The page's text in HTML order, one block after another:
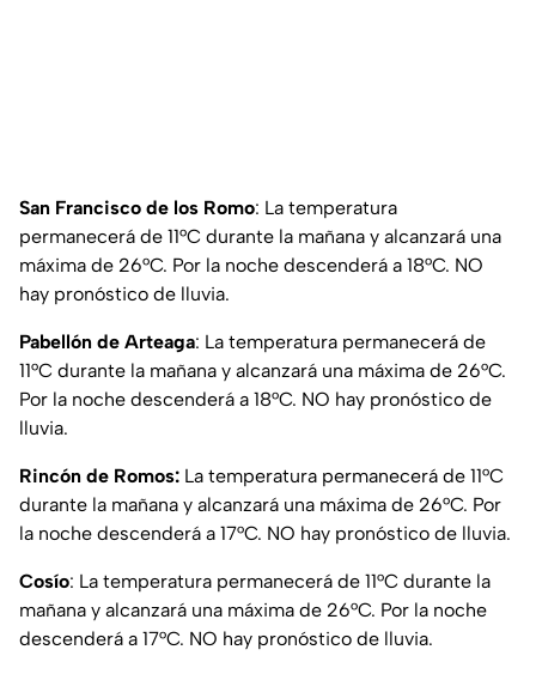
San Francisco de los Romo: La temperatura
permanecerá de 11°C durante la mañana y alcanzará una
máxima de 26°C. Por la noche descenderá a 18°C. NO
hay pronóstico de lluvia.
Pabellón de Arteaga: La temperatura permanecerá de
11°C durante la mañana y alcanzará una máxima de 26°C.
Por la noche descenderá a 18°C. NO hay pronóstico de
lluvia.
Rincón de Romos: La temperatura permanecerá de 11°C
durante la mañana y alcanzará una máxima de 26°C. Por
la noche descenderá a 17°C. NO hay pronóstico de lluvia.
Cosío: La temperatura permanecerá de 11°C durante la
mañana y alcanzará una máxima de 26°C. Por la noche
descenderá a 17°C. NO hay pronóstico de lluvia.